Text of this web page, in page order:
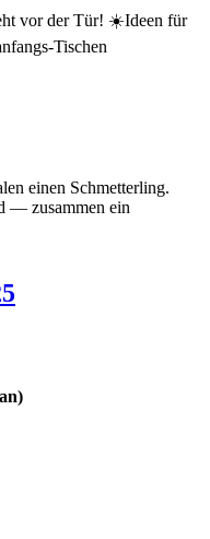
vor der Tür! ☀️Ideen für
Tischen
einen Schmetterling.
— zusammen ein